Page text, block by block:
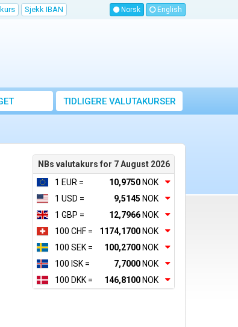
Sjekk IBAN Norsk English
TIDLIGERE VALUTAKURSER
NBs valutakurs for 7 August 2026
1 EUR =
10,9750 NOK
1 USD =
9,5145 NOK
1 GBP =
12,7966 NOK
100 CHF =
1174,1700 NOK
100 SEK =
100,2700 NOK
100 ISK =
7,7000 NOK
100 DKK =
146,8100 NOK